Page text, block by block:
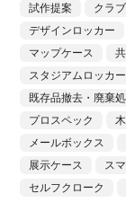
試作提案
クラ
デザインロッカー
マップケース
スタジアムロッカー
既存品撤去・廃棄
プロスペック
メールボックス
展示ケース
ス
セルフクローク